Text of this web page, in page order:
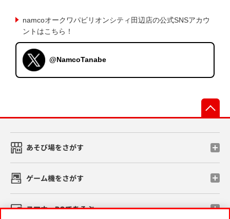
namcoオークワパビリオンシティ田辺店の公式SNSアカウ
ントはこちら！
@NamcoTanabe
あそび場をさがす
ゲーム機をさがす
スマホ・PCであそぶ